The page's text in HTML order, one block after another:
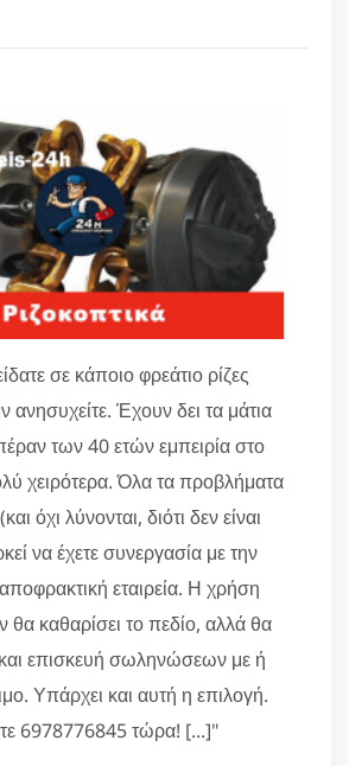
σε κάποιο φρεάτιο ρίζες
Έχουν δει τα μάτια
των 40 ετών εμπειρία στο
χειρότερα. Όλα τα προβλήματα
όχι λύνονται, διότι δεν είναι
να έχετε συνεργασία με την
εταιρεία. Η χρήση
θα καθαρίσει το πεδίο, αλλά θα
και επισκευή σωληνώσεων με ή
Υπάρχει και αυτή η επιλογή.
6978776845 τώρα! [...]"